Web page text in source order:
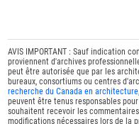
AVIS IMPORTANT : Sauf indication
proviennent d'archives
peut être autorisée que par les
bureaux, consortiums ou centres
recherche du Canada en
peuvent être tenus responsables
souhaitent recevoir les
modifications nécessaires lors de la